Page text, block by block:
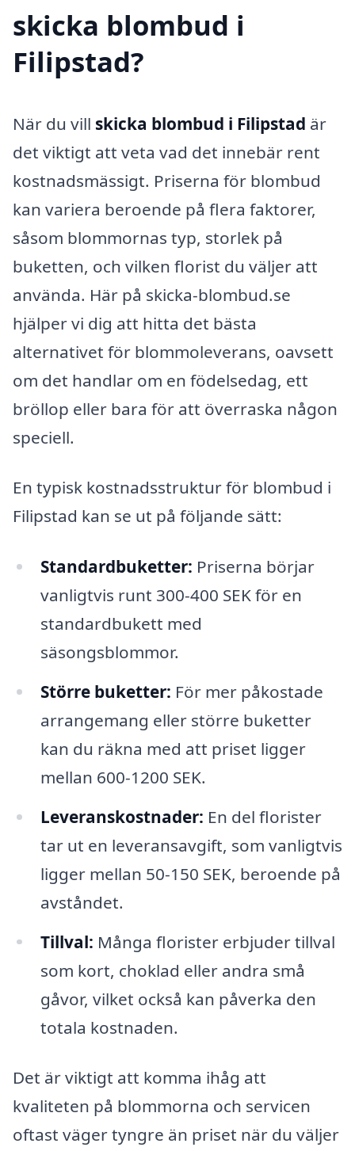
skicka blombud i
Filipstad?
När du vill skicka blombud i Filipstad är
det viktigt att veta vad det innebär rent
kostnadsmässigt. Priserna för blombud
kan variera beroende på flera faktorer,
såsom blommornas typ, storlek på
buketten, och vilken florist du väljer att
använda. Här på skicka-blombud.se
hjälper vi dig att hitta det bästa
alternativet för blommoleverans, oavsett
om det handlar om en födelsedag, ett
bröllop eller bara för att överraska någon
speciell.
En typisk kostnadsstruktur för blombud i
Filipstad kan se ut på följande sätt:
Standardbuketter: Priserna börjar
vanligtvis runt 300-400 SEK för en
standardbukett med
säsongsblommor.
Större buketter: För mer påkostade
arrangemang eller större buketter
kan du räkna med att priset ligger
mellan 600-1200 SEK.
Leveranskostnader: En del florister
tar ut en leveransavgift, som vanligtvis
ligger mellan 50-150 SEK, beroende på
avståndet.
Tillval: Många florister erbjuder tillval
som kort, choklad eller andra små
gåvor, vilket också kan påverka den
totala kostnaden.
Det är viktigt att komma ihåg att
kvaliteten på blommorna och servicen
oftast väger tyngre än priset när du väljer